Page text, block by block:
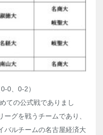
0、0-2）
ての公式戦でありまし
グを戦うチームであり、
バルチームの名古屋経済大